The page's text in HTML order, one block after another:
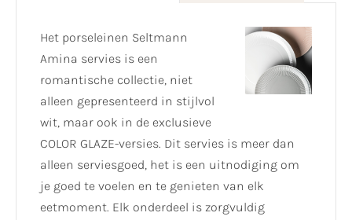
Het porseleinen Seltmann
Amina servies is een
romantische collectie, niet
alleen gepresenteerd in stijlvol
wit, maar ook in de exclusieve
COLOR GLAZE-versies. Dit servies is meer dan
alleen serviesgoed, het is een uitnodiging om
je goed te voelen en te genieten van elk
eetmoment. Elk onderdeel is zorgvuldig